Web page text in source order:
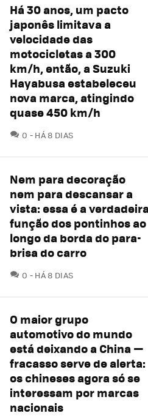
Há 30 anos, um pacto
japonês limitava a
velocidade das
motocicletas a 300
km/h, então, a Suzuki
Hayabusa estabeleceu
nova marca, atingindo
quase 450 km/h
0 COMENTÁRIOS
HÁ 8 DIAS
Nem para decoração
nem para descansar a
vista: essa é a
função dos pontinhos ao
longo da borda do para-
brisa do carro
0 COMENTÁRIOS
HÁ 8 DIAS
O maior grupo
automotivo do mundo
está deixando a China —
fracasso serve de alerta:
os chineses agora só se
interessam por marcas
nacionais